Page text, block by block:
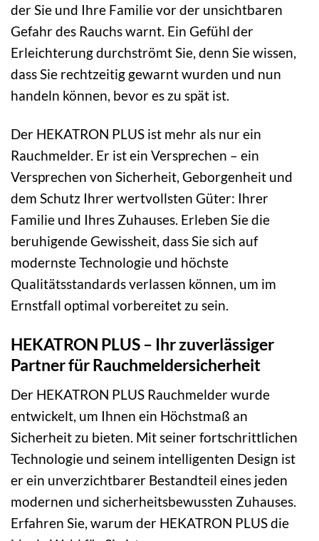
der Sie und Ihre Familie vor der unsichtbaren
Gefahr des Rauchs warnt. Ein Gefühl der
Erleichterung durchströmt Sie, denn Sie wissen,
dass Sie rechtzeitig gewarnt wurden und nun
handeln können, bevor es zu spät ist.
Der HEKATRON PLUS ist mehr als nur ein
Rauchmelder. Er ist ein Versprechen – ein
Versprechen von Sicherheit, Geborgenheit und
dem Schutz Ihrer wertvollsten Güter: Ihrer
Familie und Ihres Zuhauses. Erleben Sie die
beruhigende Gewissheit, dass Sie sich auf
modernste Technologie und höchste
Qualitätsstandards verlassen können, um im
Ernstfall optimal vorbereitet zu sein.
HEKATRON PLUS – Ihr zuverlässiger
Partner für Rauchmeldersicherheit
Der HEKATRON PLUS Rauchmelder wurde
entwickelt, um Ihnen ein Höchstmaß an
Sicherheit zu bieten. Mit seiner fortschrittlichen
Technologie und seinem intelligenten Design ist
er ein unverzichtbarer Bestandteil eines jeden
modernen und sicherheitsbewussten Zuhauses.
Erfahren Sie, warum der HEKATRON PLUS die